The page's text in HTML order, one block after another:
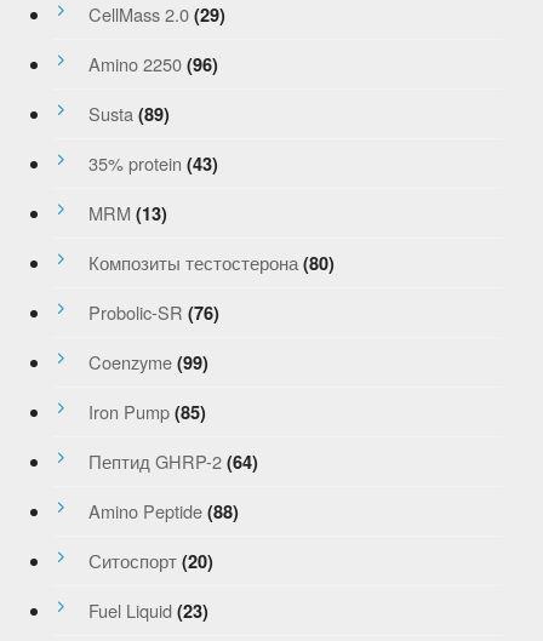
CellMass 2.0 (29)
Amino 2250 (96)
Susta (89)
35% protein (43)
MRM (13)
Композиты тестостерона (80)
Probolic-SR (76)
Coenzyme (99)
Iron Pump (85)
Пептид GHRP-2 (64)
Amino Peptide (88)
Ситоспорт (20)
Fuel Liquid (23)